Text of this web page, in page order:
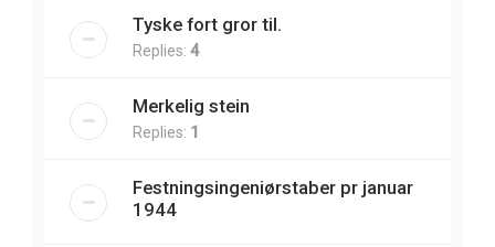
Tyske fort gror til.
Replies: 4
Merkelig stein
Replies: 1
Festningsingeniørstaber pr januar
1944